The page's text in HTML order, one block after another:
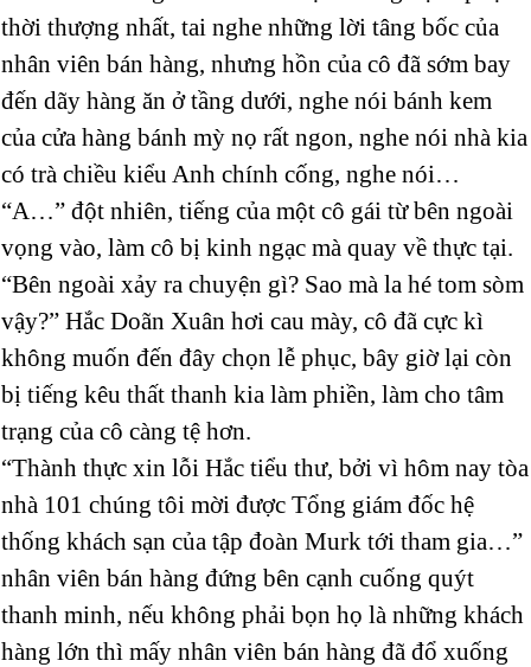
thời thượng nhất, tai nghe những lời tâng bốc của
nhân viên bán hàng, nhưng hồn của cô đã sớm bay
đến dãy hàng ăn ở tầng dưới, nghe nói bánh kem
của cửa hàng bánh mỳ nọ rất ngon, nghe nói nhà kia
có trà chiều kiểu Anh chính cống, nghe nói…
“A…” đột nhiên, tiếng của một cô gái từ bên ngoài
vọng vào, làm cô bị kinh ngạc mà quay về thực tại.
“Bên ngoài xảy ra chuyện gì? Sao mà la hé tom sòm
vậy?” Hắc Doãn Xuân hơi cau mày, cô đã cực kì
không muốn đến đây chọn lễ phục, bây giờ lại còn
bị tiếng kêu thất thanh kia làm phiền, làm cho tâm
trạng của cô càng tệ hơn.
“Thành thực xin lỗi Hắc tiểu thư, bởi vì hôm nay tòa
nhà 101 chúng tôi mời được Tổng giám đốc hệ
thống khách sạn của tập đoàn Murk tới tham gia…”
nhân viên bán hàng đứng bên cạnh cuống quýt
thanh minh, nếu không phải bọn họ là những khách
hàng lớn thì mấy nhân viên bán hàng đã đổ xuống